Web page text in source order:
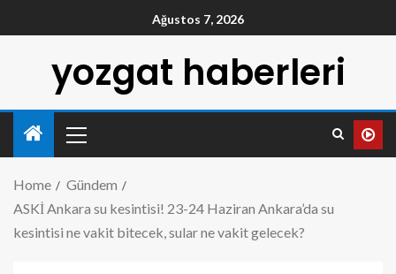
Ağustos 7, 2026
yozgat haberleri
Home
Gündem
ASKİ Ankara su kesintisi! 23-24 Haziran Ankara’da su
kesintisi ne vakit bitecek, sular ne vakit gelecek?